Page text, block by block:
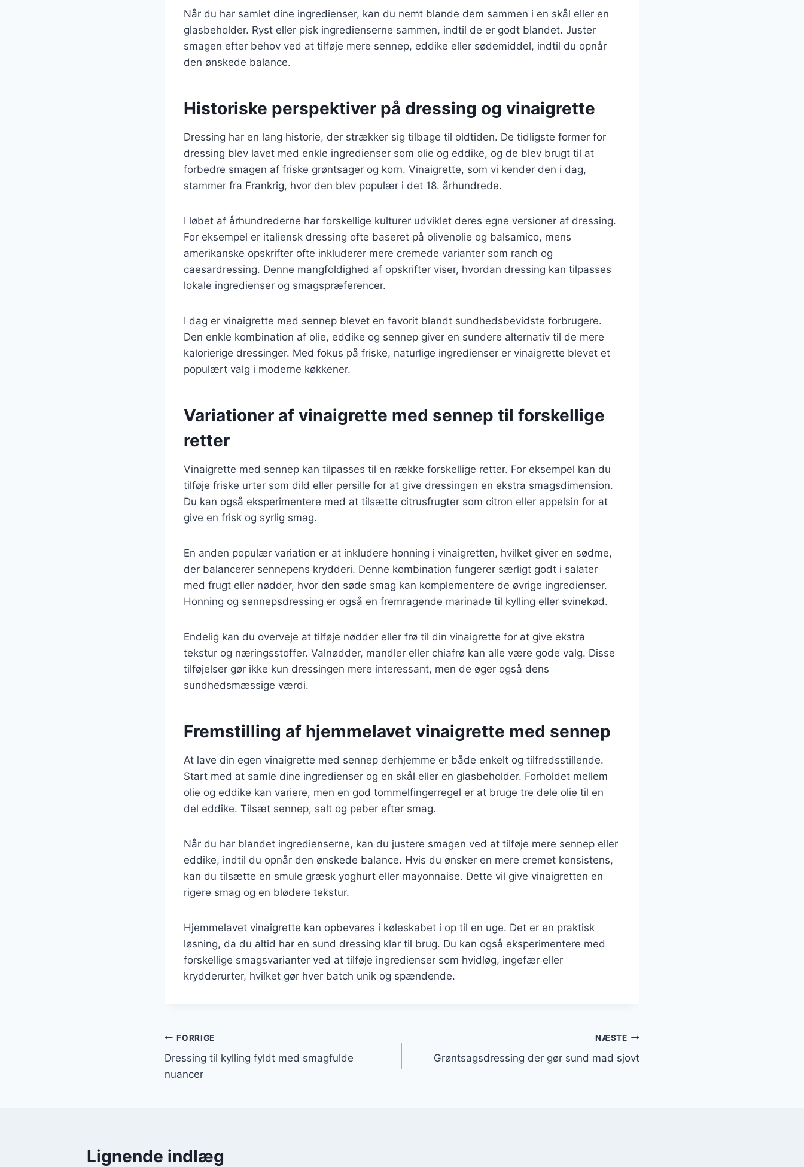
Når du har samlet dine ingredienser, kan du nemt blande dem sammen i en skål eller en
glasbeholder. Ryst eller pisk ingredienserne sammen, indtil de er godt blandet. Juster
smagen efter behov ved at tilføje mere sennep, eddike eller sødemiddel, indtil du opnår
den ønskede balance.
Historiske perspektiver på dressing og vinaigrette
Dressing har en lang historie, der strækker sig tilbage til oldtiden. De tidligste former for
dressing blev lavet med enkle ingredienser som olie og eddike, og de blev brugt til at
forbedre smagen af friske grøntsager og korn. Vinaigrette, som vi kender den i dag,
stammer fra Frankrig, hvor den blev populær i det 18. århundrede.
I løbet af århundrederne har forskellige kulturer udviklet deres egne versioner af dressing.
For eksempel er italiensk dressing ofte baseret på olivenolie og balsamico, mens
amerikanske opskrifter ofte inkluderer mere cremede varianter som ranch og
caesardressing. Denne mangfoldighed af opskrifter viser, hvordan dressing kan tilpasses
lokale ingredienser og smagspræferencer.
I dag er vinaigrette med sennep blevet en favorit blandt sundhedsbevidste forbrugere.
Den enkle kombination af olie, eddike og sennep giver en sundere alternativ til de mere
kalorierige dressinger. Med fokus på friske, naturlige ingredienser er vinaigrette blevet et
populært valg i moderne køkkener.
Variationer af vinaigrette med sennep til forskellige
retter
Vinaigrette med sennep kan tilpasses til en række forskellige retter. For eksempel kan du
tilføje friske urter som dild eller persille for at give dressingen en ekstra smagsdimension.
Du kan også eksperimentere med at tilsætte citrusfrugter som citron eller appelsin for at
give en frisk og syrlig smag.
En anden populær variation er at inkludere honning i vinaigretten, hvilket giver en sødme,
der balancerer sennepens krydderi. Denne kombination fungerer særligt godt i salater
med frugt eller nødder, hvor den søde smag kan komplementere de øvrige ingredienser.
Honning og sennepsdressing er også en fremragende marinade til kylling eller svinekød.
Endelig kan du overveje at tilføje nødder eller frø til din vinaigrette for at give ekstra
tekstur og næringsstoffer. Valnødder, mandler eller chiafrø kan alle være gode valg. Disse
tilføjelser gør ikke kun dressingen mere interessant, men de øger også dens
sundhedsmæssige værdi.
Fremstilling af hjemmelavet vinaigrette med sennep
At lave din egen vinaigrette med sennep derhjemme er både enkelt og tilfredsstillende.
Start med at samle dine ingredienser og en skål eller en glasbeholder. Forholdet mellem
olie og eddike kan variere, men en god tommelfingerregel er at bruge tre dele olie til en
del eddike. Tilsæt sennep, salt og peber efter smag.
Når du har blandet ingredienserne, kan du justere smagen ved at tilføje mere sennep eller
eddike, indtil du opnår den ønskede balance. Hvis du ønsker en mere cremet konsistens,
kan du tilsætte en smule græsk yoghurt eller mayonnaise. Dette vil give vinaigretten en
rigere smag og en blødere tekstur.
Hjemmelavet vinaigrette kan opbevares i køleskabet i op til en uge. Det er en praktisk
løsning, da du altid har en sund dressing klar til brug. Du kan også eksperimentere med
forskellige smagsvarianter ved at tilføje ingredienser som hvidløg, ingefær eller
krydderurter, hvilket gør hver batch unik og spændende.
Indlægsnavigation
FORRIGE
Dressing til kylling fyldt med smagfulde
nuancer
NÆSTE
Grøntsagsdressing der gør sund mad sjovt
Lignende indlæg